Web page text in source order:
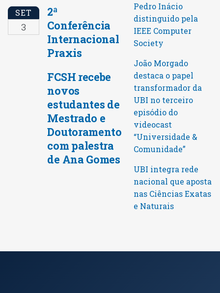
SET
3
2ª
Conferência
Internacional
Praxis
FCSH recebe
novos
estudantes de
Mestrado e
Doutoramento
com palestra
de Ana Gomes
Pedro Inácio
distinguido pela
IEEE Computer
Society
João Morgado
destaca o papel
transformador da
UBI no terceiro
episódio do
videocast
“Universidade &
Comunidade”
UBI integra rede
nacional que aposta
nas Ciências Exatas
e Naturais